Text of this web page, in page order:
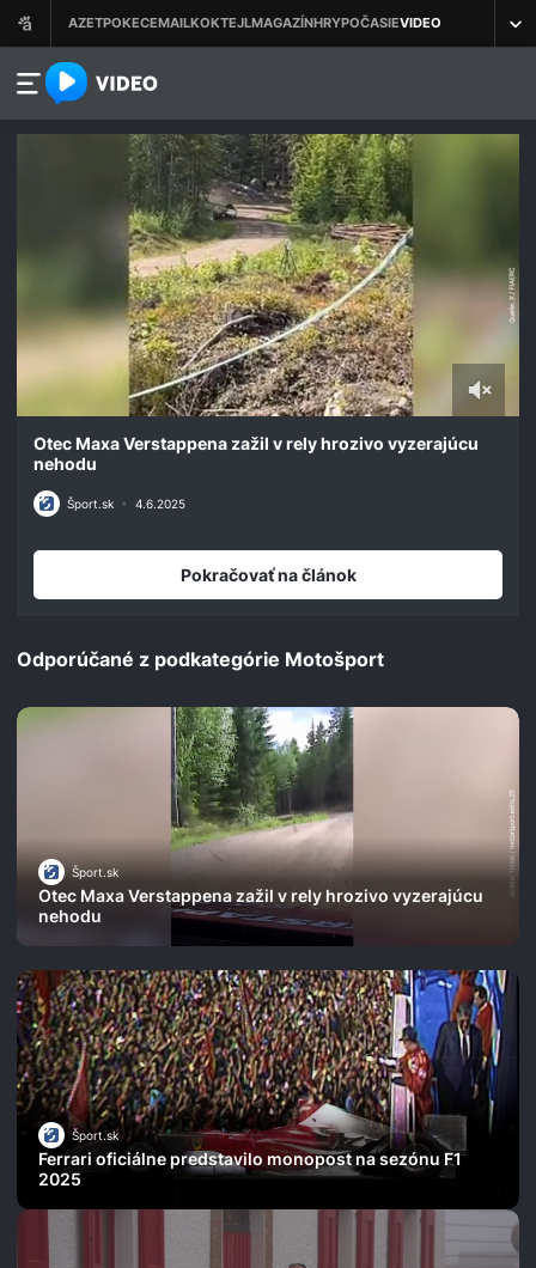
azet.video.sk
seconds
seconds
Otec Maxa Verstappena zažil v rely hrozivo vyzerajúcu
nehodu
Šport.sk • 4.6.2025
Pokračovať na článok
Odporúčané z podkategórie Motošport
Šport.sk
Otec Maxa Verstappena zažil v rely hrozivo vyzerajúcu
nehodu
Šport.sk
Ferrari oficiálne predstavilo monopost na sezónu F1
2025